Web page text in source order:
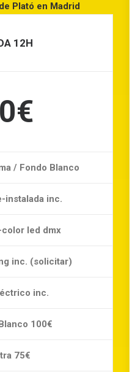
Plató en Madrid
12H
/ Fondo Blanco
instalada inc.
color led dmx
inc. (solicitar)
inc.
100€
75€